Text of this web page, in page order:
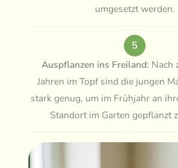
umgesetzt werden.
5
Auspflanzen ins Freiland: Nach
Jahren im Topf sind die jungen
stark genug, um im Frühjahr an
Standort im Garten gepflanzt